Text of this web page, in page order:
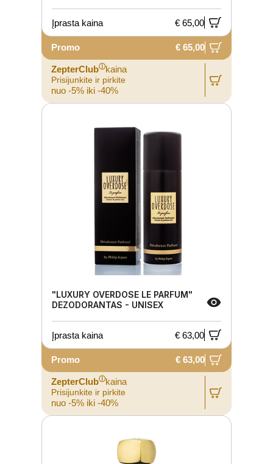
Įprasta kaina € 65,00
Promo € 65,00
ZepterClubⓘkaina
Prisijunkite ir pirkite
nuo -5% iki -40%
"LUXURY OVERDOSE LE PARFUM"
DEZODORANTAS - UNISEX
Įprasta kaina € 63,00
Promo € 63,00
ZepterClubⓘkaina
Prisijunkite ir pirkite
nuo -5% iki -40%